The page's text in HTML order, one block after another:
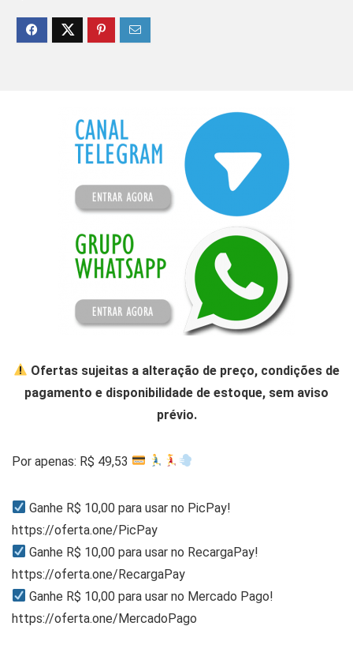
Ofertas sujeitas a alteração de preço, condições de
pagamento e disponibilidade de estoque, sem aviso
prévio.
Por apenas: R$ 49,53
Ganhe R$ 10,00 para usar no PicPay!
https://oferta.one/PicPay
Ganhe R$ 10,00 para usar no RecargaPay!
https://oferta.one/RecargaPay
Ganhe R$ 10,00 para usar no Mercado Pago!
https://oferta.one/MercadoPago